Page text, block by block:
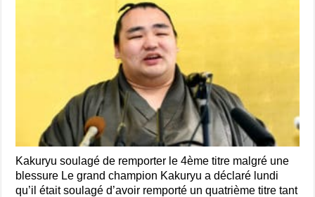
Kakuryu soulagé de remporter le 4ème titre malgré une
blessure Le grand champion Kakuryu a déclaré lundi
qu’il était soulagé d’avoir remporté un quatrième titre tant